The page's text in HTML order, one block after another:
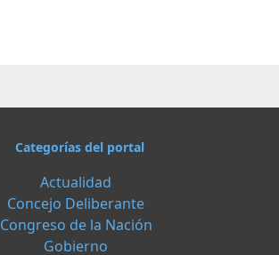
Categorías del portal
Actualidad
Concejo Deliberante
Congreso de la Nación
Gobierno